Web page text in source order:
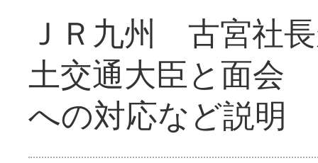
ＪＲ九州 古宮社
土交通大臣と面会
への対応など説明